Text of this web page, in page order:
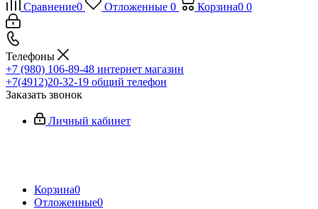
Сравнение0 Отложенные 0 Корзина0 0
Телефоны
+7 (980) 106-89-48 интернет магазин
+7(4912)20-32-19 общий телефон
Заказать звонок
Личный кабинет
Корзина0
Отложенные0